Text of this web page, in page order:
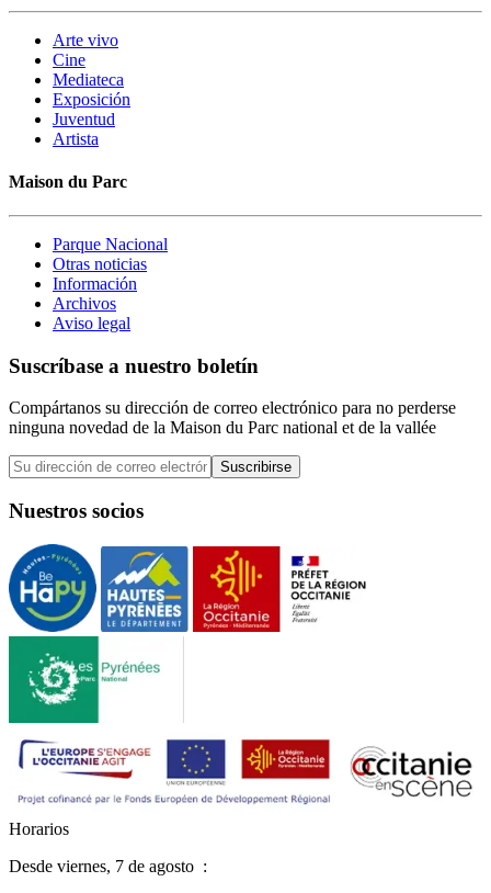
Arte vivo
Cine
Mediateca
Exposición
Juventud
Artista
Maison du Parc
Parque Nacional
Otras noticias
Información
Archivos
Aviso legal
Suscríbase a nuestro boletín
Compártanos su dirección de correo electrónico para no perderse
ninguna novedad de la Maison du Parc national et de la vallée
Suscribirse
Nuestros socios
Horarios
Desde viernes, 7 de agosto :